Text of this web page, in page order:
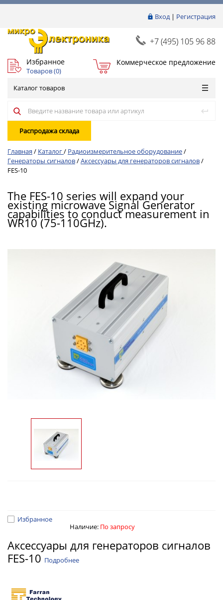
Вход| Регистрация
+7 (495) 105 96 88
Избранное
Товаров (0)
Коммерческое предложение
Каталог товаров
Распродажа склада
Главная / Каталог/ Радиоизмерительное оборудование/
Генераторы сигналов/Аксессуары для генераторов сигналов/
FES-10
The FES-10 series will expand your
existing microwave Signal Generator
capabilities to conduct measurement in
WR10 (75-110GHz).
Избранное
Наличие: По запросу
Аксессуары для генераторов сигналов
FES-10 Подробнее